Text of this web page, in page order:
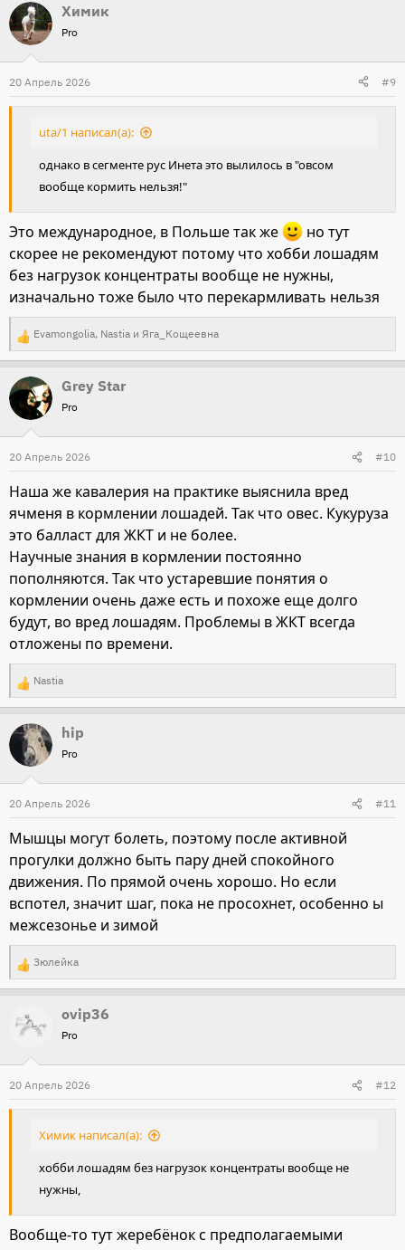
а
к
и
и
Химик
Pro
20 Апрель 2026 #9
uta/1 написал(а):
однако в сегменте рус Инета это вылилось в "овсом
вообще кормить нельзя!"
Это международное, в Польше так же
но тут
скорее не рекомендуют потому что хобби лошадям
без нагрузок концентраты вообще не нужны,
изначально тоже было что перекармливать нельзя
Р
е
а
к
и
и
:
Evamongolia, Nastia и Яга_Кощеевна
Grey Star
Pro
20 Апрель 2026 #10
Наша же кавалерия на практике выяснила вред
ячменя в кормлении лошадей. Так что овес. Кукуруза
это балласт для ЖКТ и не более.
Научные знания в кормлении постоянно
пополняются. Так что устаревшие понятия о
кормлении очень даже есть и похоже еще долго
будут, во вред лошадям. Проблемы в ЖКТ всегда
отложены по времени.
Р
е
а
и
и
:
Nastia
hip
Pro
20 Апрель 2026 #11
Мышцы могут болеть, поэтому после активной
прогулки должно быть пару дней спокойного
движения. По прямой очень хорошо. Но если
вспотел, значит шаг, пока не просохнет, особенно ы
межсезонье и зимой
Р
е
а
к
и
и
Зюлейка
ovip36
Pro
20 Апрель 2026 #12
Химик написал(а):
хобби лошадям без нагрузок концентраты вообще не
нужны,
Вообще-то тут жеребёнок с предполагаемыми